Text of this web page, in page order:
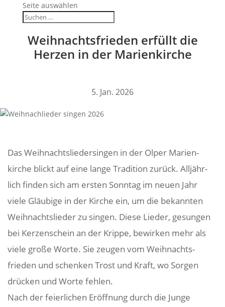
Seite auswählen
Weih­nachts­frieden erfüllt die
Herzen in der Marienkirche
5. Jan. 2026
Das Weih­nachts­lie­der­singen in der Olper Mari­en­
kirche blickt auf eine lange Tradi­tion zurück. Alljähr­
lich finden sich am ersten Sonntag im neuen Jahr
viele Gläu­bige in der Kirche ein, um die bekannten
Weih­nachts­lieder zu singen. Diese Lieder, gesungen
bei Kerzen­schein an der Krippe, bewirken mehr als
viele große Worte. Sie zeugen vom Weih­nachts­
frieden und schenken Trost und Kraft, wo Sorgen
drücken und Worte fehlen.
Nach der feier­li­chen Eröff­nung durch die Junge